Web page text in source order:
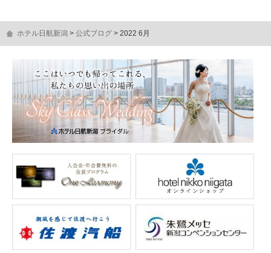
ホテル日航新潟 公式ブログ 2022 6月